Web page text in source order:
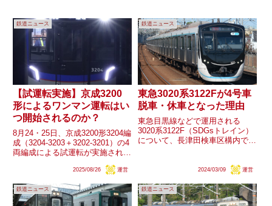
鉄道ニュース
【試運転実施】京成3200
形によるワンマン運転はい
つ開始されるのか？
8月24・25日、京成3200形3204編
成（3204-3203＋3202-3201）の4
両編成による試運転が実施されま
マン 京成金町」といった行先表
転を想定した試運転であった可
能...
2025/08/26 運営
鉄道ニュース
東急3020系3122Fが4号車
脱車・休車となった理由
東急目黒線などで運用される
3020系3122F（SDGsトレイン）
について、長津田検車区構内で4
出が確認されました。ラッピング
が、このような動き...
2024/03/09 運営
鉄道ニュース 鉄道ニュース